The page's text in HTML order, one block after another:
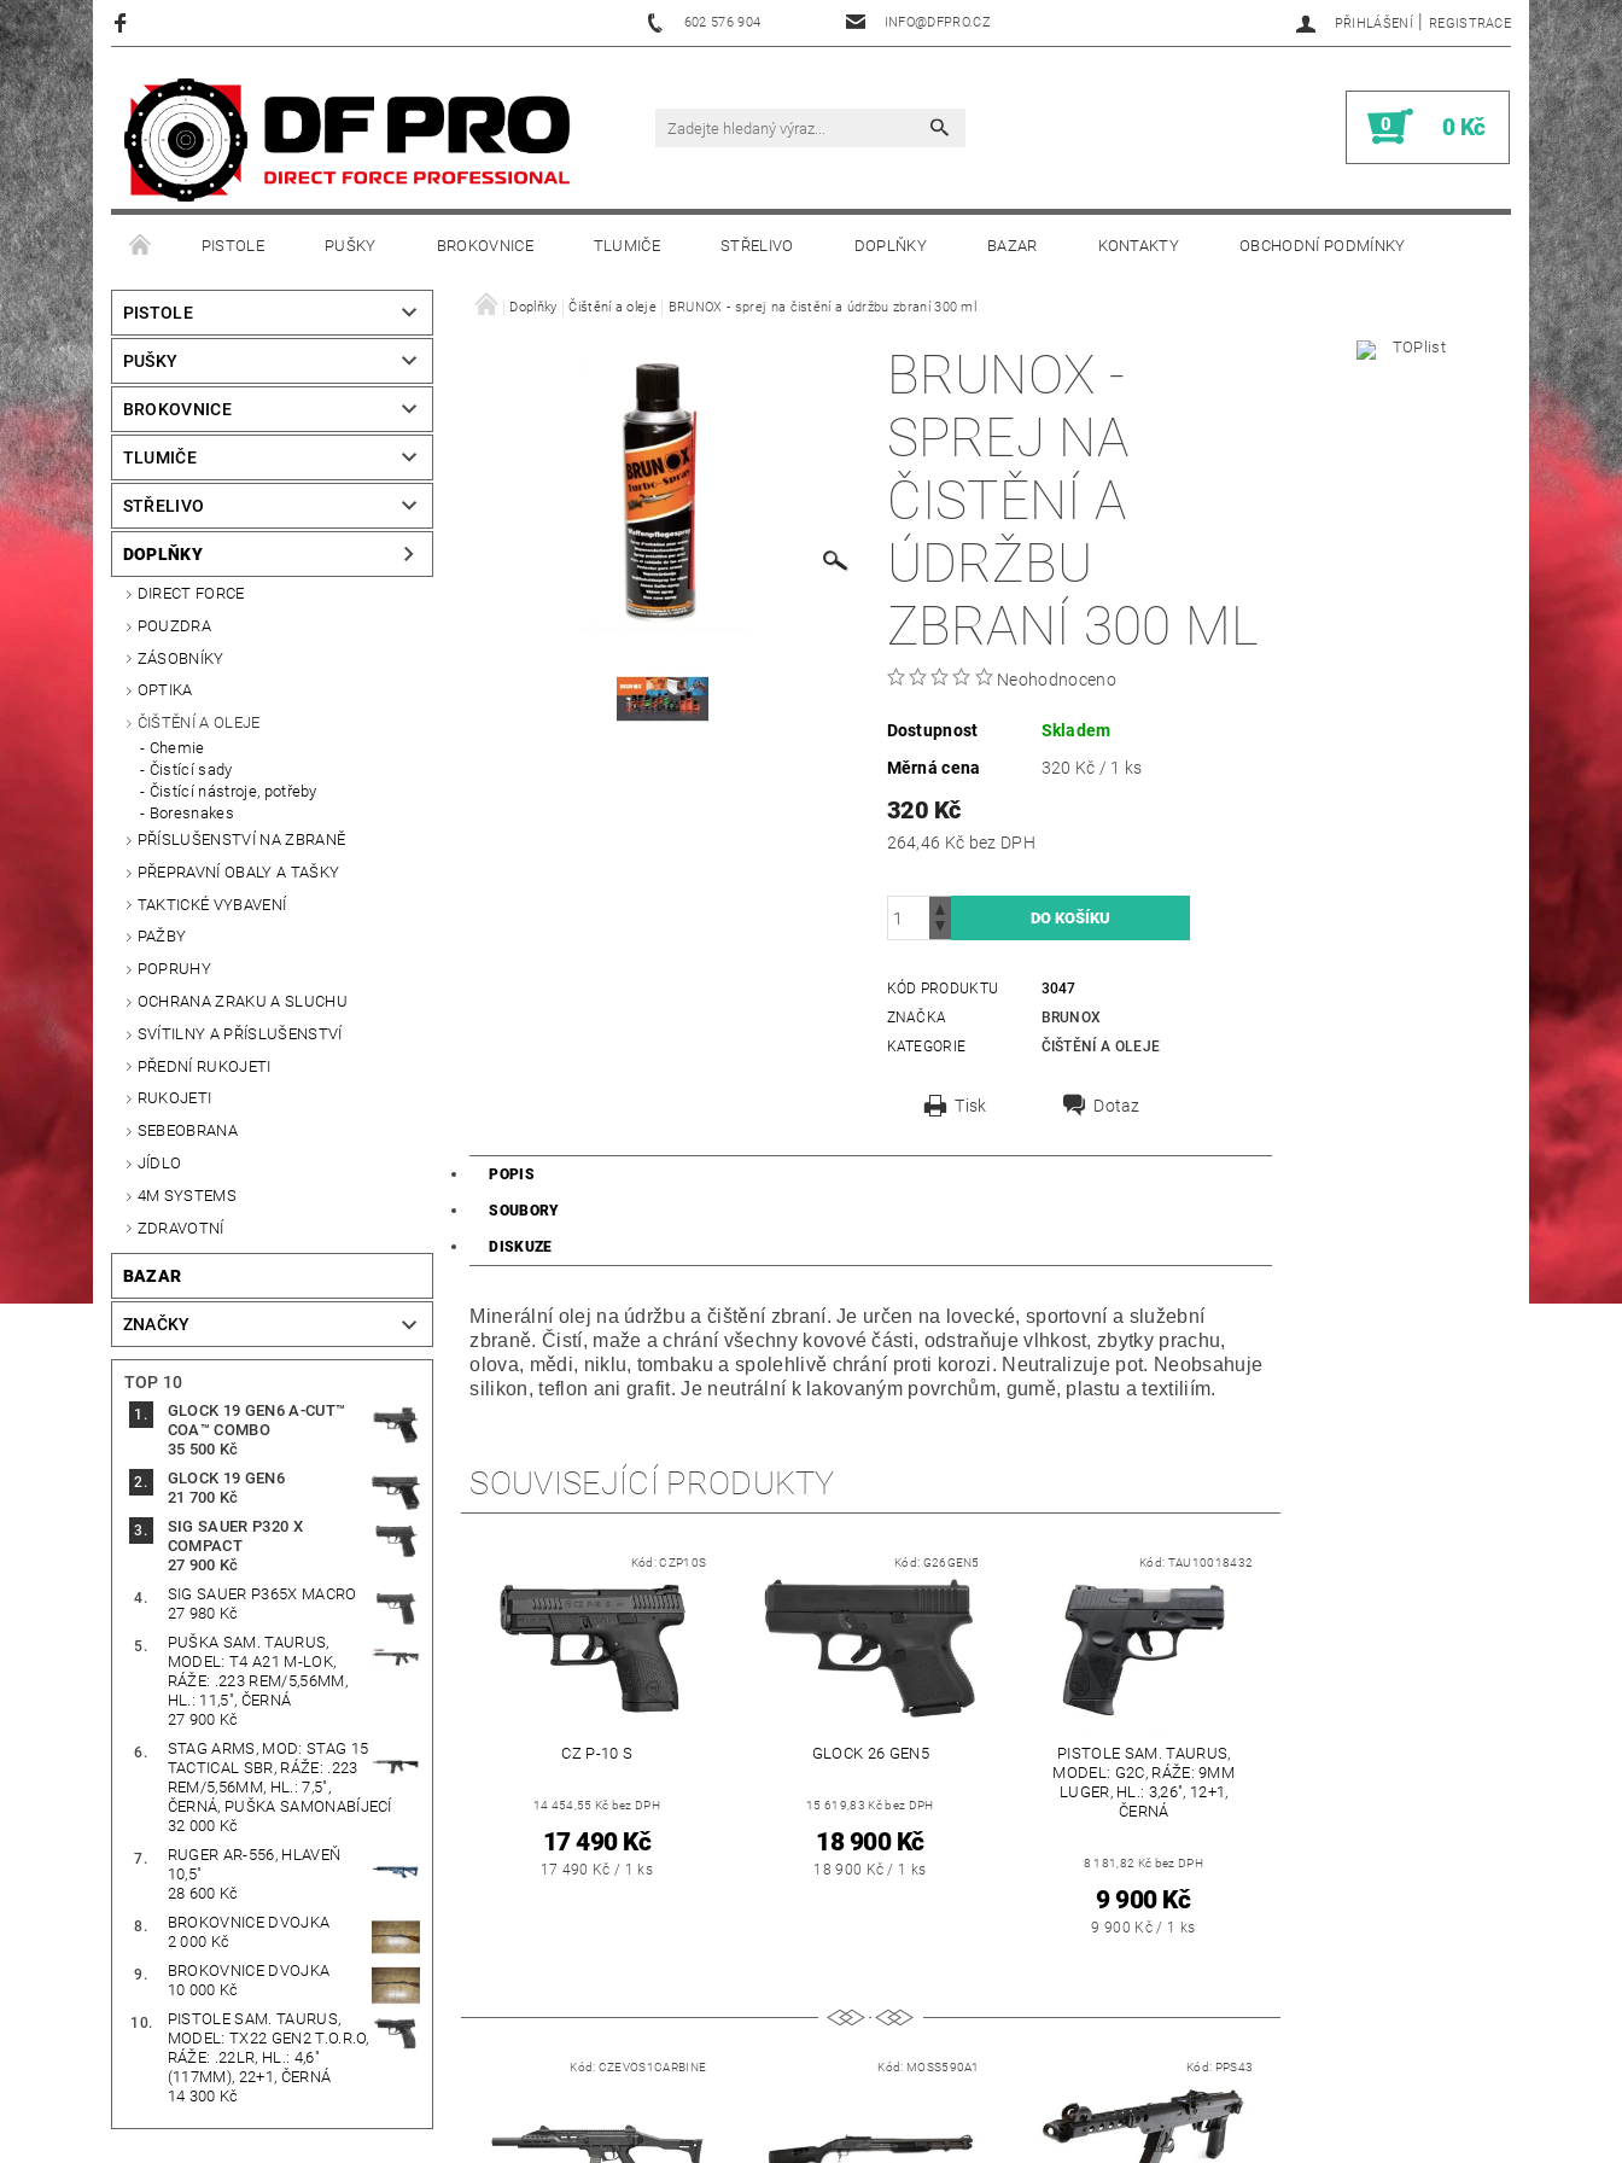
602 576 904 INFO@DFPRO.CZ PŘIHLÁŠENÍ | REGISTRACE
0 0 Kč
PISTOLE PUŠKY BROKOVNICE TLUMIČE STŘELIVO DOPLŇKY BAZAR KONTAKTY OBCHODNÍ PODMÍNKY
PISTOLE
PUŠKY
BROKOVNICE
TLUMIČE
STŘELIVO
DOPLŇKY
DIRECT FORCE
POUZDRA
ZÁSOBNÍKY
OPTIKA
ČIŠTĚNÍ A OLEJE
Chemie
Čistící sady
Čistící nástroje, potřeby
Boresnakes
PŘÍSLUŠENSTVÍ NA ZBRANĚ
PŘEPRAVNÍ OBALY A TAŠKY
TAKTICKÉ VYBAVENÍ
PAŽBY
POPRUHY
OCHRANA ZRAKU A SLUCHU
SVÍTILNY A PŘÍSLUŠENSTVÍ
PŘEDNÍ RUKOJETI
RUKOJETI
SEBEOBRANA
JÍDLO
4M SYSTEMS
ZDRAVOTNÍ
BAZAR
ZNAČKY
TOP 10
GLOCK 19 GEN6 A-CUT™
COA™ COMBO
35 500 Kč
GLOCK 19 GEN6
21 700 Kč
SIG SAUER P320 X
COMPACT
27 900 Kč
SIG SAUER P365X MACRO
27 980 Kč
PUŠKA SAM. TAURUS,
MODEL: T4 A21 M-LOK,
RÁŽE: .223 REM/5,56MM,
HL.: 11,5", ČERNÁ
27 900 Kč
STAG ARMS, MOD: STAG 15
TACTICAL SBR, RÁŽE: .223
REM/5,56MM, HL.: 7,5",
ČERNÁ, PUŠKA SAMONABÍJECÍ
32 000 Kč
RUGER AR-556, HLAVEŇ
10,5"
28 600 Kč
BROKOVNICE DVOJKA
2 000 Kč
BROKOVNICE DVOJKA
10 000 Kč
PISTOLE SAM. TAURUS,
MODEL: TX22 GEN2 T.O.R.O,
RÁŽE: .22LR, HL.: 4,6"
(117MM), 22+1, ČERNÁ
14 300 Kč
Doplňky Čištění a oleje BRUNOX - sprej na čistění a údržbu zbraní 300 ml
BRUNOX -
SPREJ NA
ČISTĚNÍ A
ÚDRŽBU
ZBRANÍ 300 ML
Neohodnoceno
Dostupnost
Skladem
Měrná cena
320 Kč / 1 ks
320 Kč
264,46 Kč bez DPH
KÓD PRODUKTU
3047
ZNAČKA
BRUNOX
KATEGORIE
ČIŠTĚNÍ A OLEJE
Tisk Dotaz
POPIS
SOUBORY
DISKUZE
Minerální olej na údržbu a čištění zbraní. Je určen na lovecké, sportovní a služební
zbraně. Čistí, maže a chrání všechny kovové části, odstraňuje vlhkost, zbytky prachu,
olova, mědi, niklu, tombaku a spolehlivě chrání proti korozi. Neutralizuje pot. Neobsahuje
silikon, teflon ani grafit. Je neutrální k lakovaným povrchům, gumě, plastu a textiliím.
SOUVISEJÍCÍ PRODUKTY
Kód:CZP10S
CZ P-10 S
14 454,55 Kč bez DPH
17 490 Kč
17 490 Kč / 1 ks
Kód: G26GEN5
GLOCK 26 GEN5
15 619,83 Kč bez DPH
18 900 Kč
18 900 Kč / 1 ks
Kód: TAU10018432
PISTOLE SAM. TAURUS,
MODEL: G2C, RÁŽE: 9MM
LUGER, HL.: 3,26", 12+1,
ČERNÁ
8 181,82 Kč bez DPH
9 900 Kč
9 900 Kč / 1 ks
Kód: CZEVOS1CARBINE Kód: MOSS590A1 Kód: PPS43